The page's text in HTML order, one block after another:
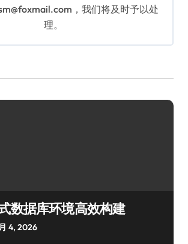
，我们将及时予以处
理。
数据库环境高效构建
4, 2026